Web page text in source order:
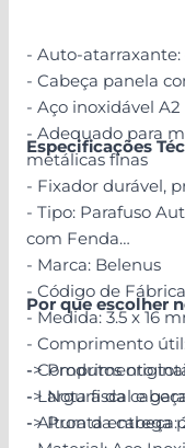
- Auto-atarraxante:
- Cabeça panela
- Aço inoxidável
- Adequado para
metálicas finas
- Fixador durável,
Especificações
- Tipo: Parafuso
com Fenda
- Marca: Belenus
- Código de
- Medida: 3.5 x 16
- Comprimento
- Comprimento
- Largura da
- Altura da cabeça:
Por que escolher
-> Produtos
-> Nota fiscal e
-> Pronta entrega